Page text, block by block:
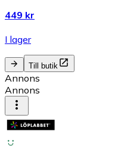
449 kr
I lager
Till butik
Annons
Annons